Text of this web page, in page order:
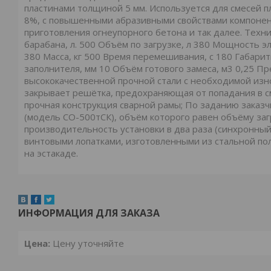
пластинами толщиной 5 мм. Используется для
8%, с повышенными абразивными свойствами
приготовления огнеупорного бетона и так далее.
барабана, л. 500 Объём по загрузке, л 380 Мощность
380 Масса, кг 500 Время перемешивания, с 180
заполнителя, мм 10 Объём готового замеса, м3 0,25
высококачественной прочной стали с необходимой
закрывает решётка, предохраняющая от попадания в
прочная конструкция сварной рамы; По заданию
(модель СО-500тСК), объём которого равен объёму
производительность установки в два раза
винтовыми лопатками, изготовленными из стальной
на эстакаде.
ИНФОРМАЦИЯ ДЛЯ ЗАКАЗА
Цена: Цену уточняйте